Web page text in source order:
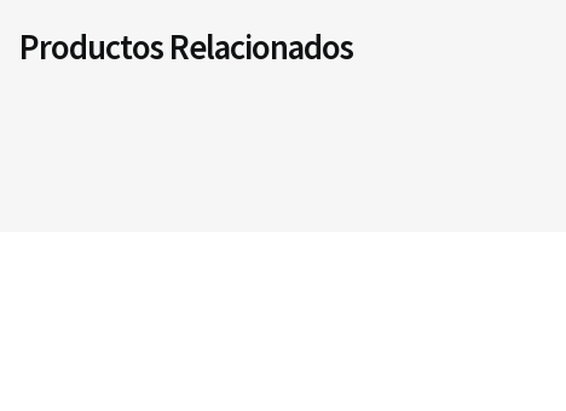
Productos Relacionados